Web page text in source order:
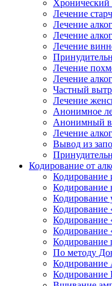
Хронический
Лечение
Лечение
Лечение
Лечение
Лечение
Лечение
Частный
Лечение
Анонимное
Анонимный
Лечение
Вывод из
Кодирование от
Кодирование
Кодирование
Кодирование
Кодирование
Кодирование
Кодирование
Кодирование
По методу
Кодирование